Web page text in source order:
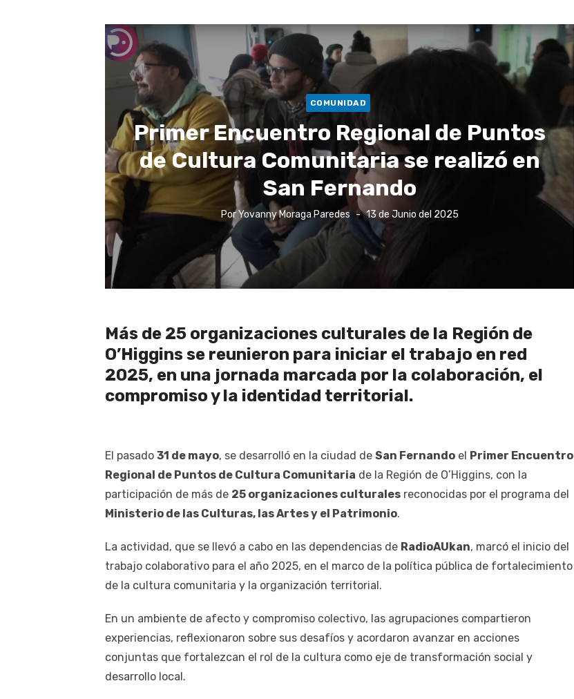
COMUNIDAD
Primer Encuentro Regional de Puntos
de Cultura Comunitaria se realizó en
San Fernando
PorYovanny Moraga Paredes
Publicado
el
13 de Junio del 2025
Más de 25 organizaciones culturales de la Región de
O’Higgins se reunieron para iniciar el trabajo en red
2025, en una jornada marcada por la colaboración, el
compromiso y la identidad territorial.
El pasado 31 de mayo, se desarrolló en la ciudad de San Fernando el Primer Encuentro
Regional de Puntos de Cultura Comunitaria de la Región de O’Higgins, con la
participación de más de 25 organizaciones culturales reconocidas por el programa del
Ministerio de las Culturas, las Artes y el Patrimonio.
La actividad, que se llevó a cabo en las dependencias de RadioAUkan, marcó el inicio del
trabajo colaborativo para el año 2025, en el marco de la política pública de fortalecimiento
de la cultura comunitaria y la organización territorial.
En un ambiente de afecto y compromiso colectivo, las agrupaciones compartieron
experiencias, reflexionaron sobre sus desafíos y acordaron avanzar en acciones
conjuntas que fortalezcan el rol de la cultura como eje de transformación social y
desarrollo local.